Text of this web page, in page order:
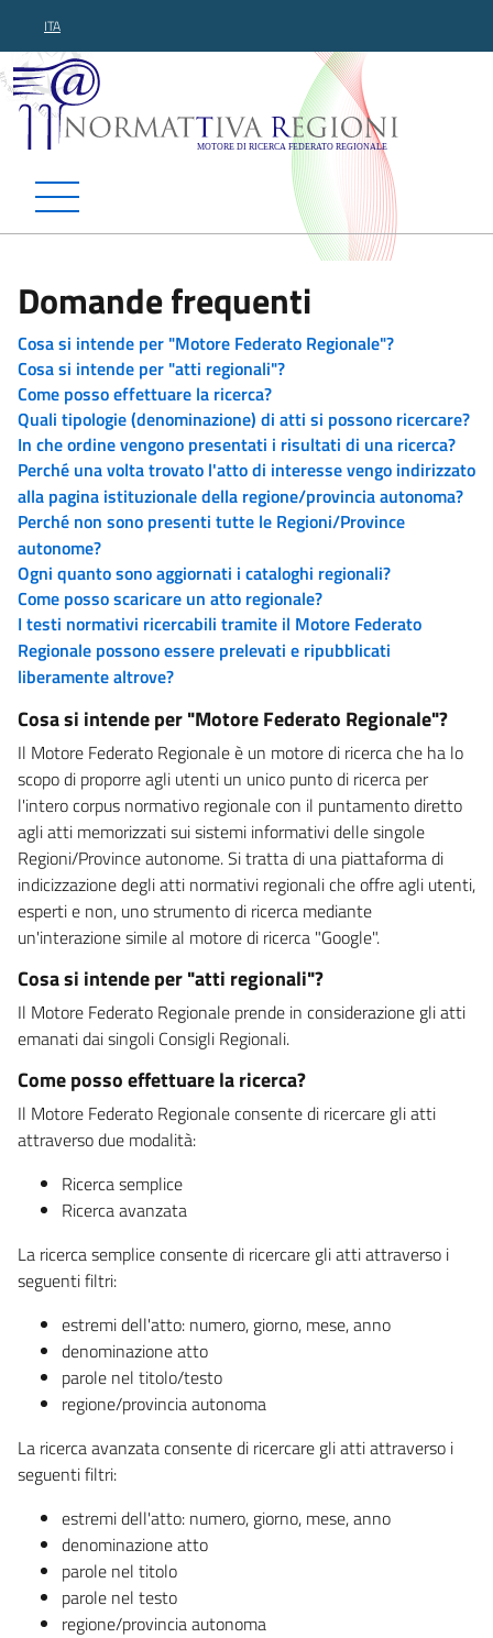
ITA
Normattiva Regioni -
Domande frequenti
Cosa si intende per "Motore Federato Regionale"?
Cosa si intende per "atti regionali"?
Come posso effettuare la ricerca?
Quali tipologie (denominazione) di atti si possono ricercare?
In che ordine vengono presentati i risultati di una ricerca?
Perché una volta trovato l'atto di interesse vengo indirizzato
alla pagina istituzionale della regione/provincia autonoma?
Perché non sono presenti tutte le Regioni/Province
autonome?
Ogni quanto sono aggiornati i cataloghi regionali?
Come posso scaricare un atto regionale?
I testi normativi ricercabili tramite il Motore Federato
Regionale possono essere prelevati e ripubblicati
liberamente altrove?
Cosa si intende per "Motore Federato Regionale"?
Il Motore Federato Regionale è un motore di ricerca che ha lo
scopo di proporre agli utenti un unico punto di ricerca per
l'intero corpus normativo regionale con il puntamento diretto
agli atti memorizzati sui sistemi informativi delle singole
Regioni/Province autonome. Si tratta di una piattaforma di
indicizzazione degli atti normativi regionali che offre agli utenti,
esperti e non, uno strumento di ricerca mediante
un'interazione simile al motore di ricerca "Google".
Cosa si intende per "atti regionali"?
Il Motore Federato Regionale prende in considerazione gli atti
emanati dai singoli Consigli Regionali.
Come posso effettuare la ricerca?
Il Motore Federato Regionale consente di ricercare gli atti
attraverso due modalità:
Ricerca semplice
Ricerca avanzata
La ricerca semplice consente di ricercare gli atti attraverso i
seguenti filtri:
estremi dell'atto: numero, giorno, mese, anno
denominazione atto
parole nel titolo/testo
regione/provincia autonoma
La ricerca avanzata consente di ricercare gli atti attraverso i
seguenti filtri:
estremi dell'atto: numero, giorno, mese, anno
denominazione atto
parole nel titolo
parole nel testo
regione/provincia autonoma